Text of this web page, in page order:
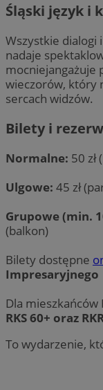
Śląski język i
Wszystkie dialogi
nadaje
mocniejangażuje
wieczorów, który
sercach widzów.
Bilety i
Normalne: 50 zł
Ulgowe: 45 zł
Grupowe (min.
(balkon)
Bilety dostępne
Impresaryjnego
Dla
RKS 60+ oraz
To wydarzenie,